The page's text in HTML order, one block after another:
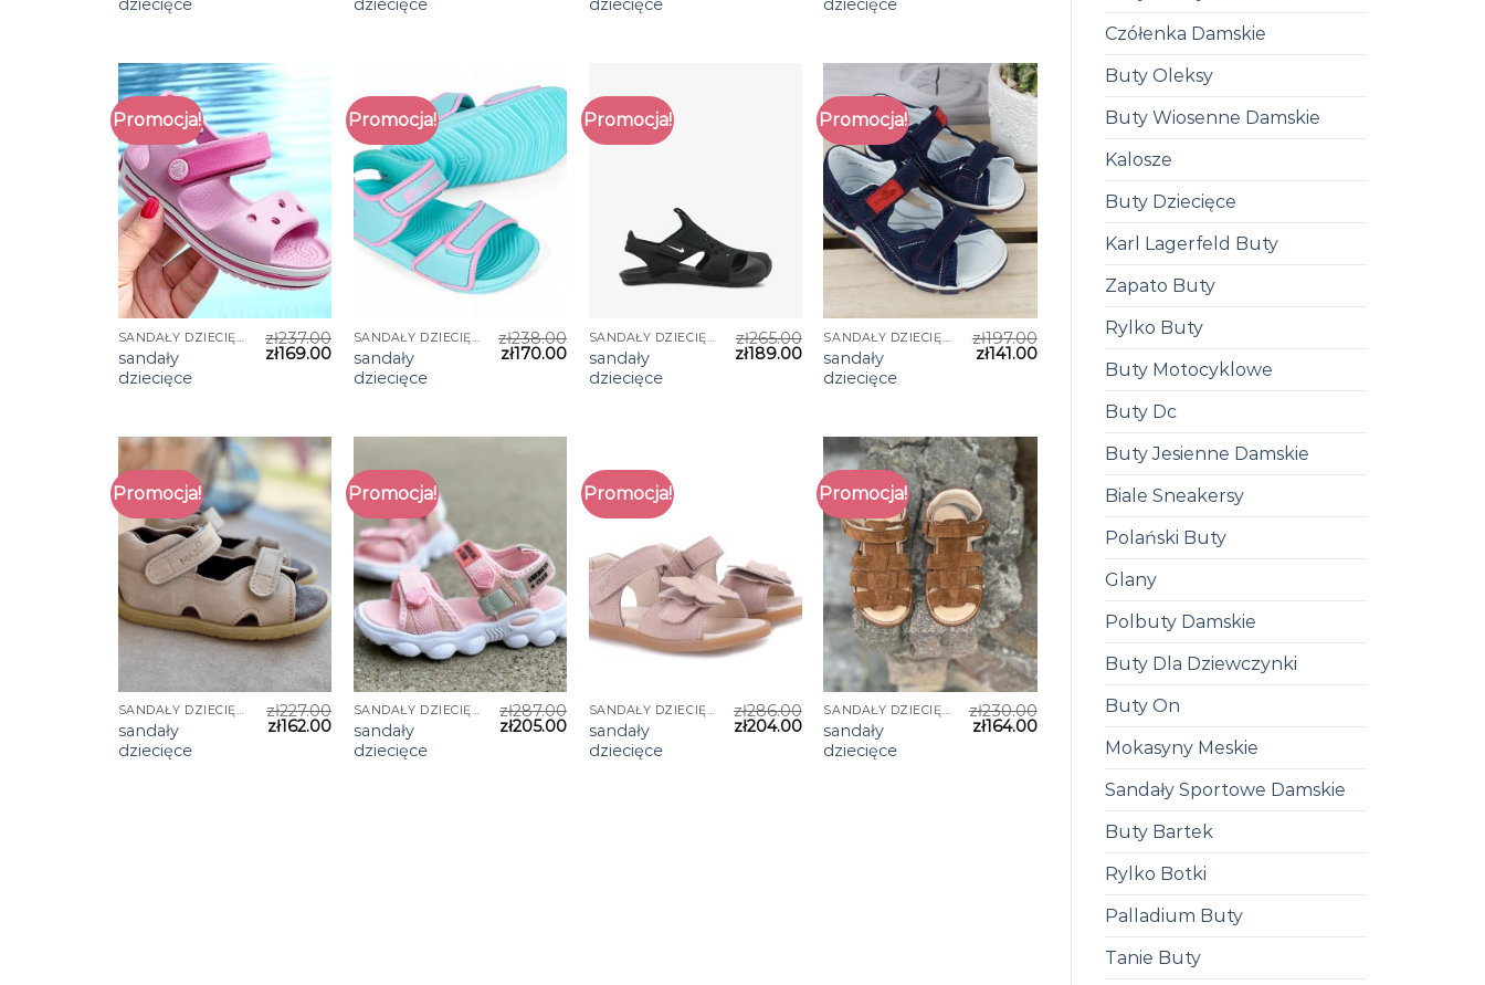
Czółenka Damskie
Buty Oleksy
Buty Wiosenne Damskie
Kalosze
Buty Dziecięce
Karl Lagerfeld Buty
Zapato Buty
Rylko Buty
Buty Motocyklowe
Buty Dc
Buty Jesienne Damskie
Biale Sneakersy
Polański Buty
Glany
Polbuty Damskie
Buty Dla Dziewczynki
Buty On
Mokasyny Meskie
Sandały Sportowe Damskie
Buty Bartek
Rylko Botki
Palladium Buty
Tanie Buty
dziecięce
dziecięce
dziecięce
dziecięce
Promocja!
SANDAŁY DZIECIĘCE
sandały
dziecięce
zł237.00
zł169.00
Promocja!
SANDAŁY DZIECIĘCE
sandały
dziecięce
zł238.00
zł170.00
Promocja!
SANDAŁY DZIECIĘCE
sandały
dziecięce
zł265.00
zł189.00
Promocja!
SANDAŁY DZIECIĘCE
sandały
dziecięce
zł197.00
zł141.00
Promocja!
SANDAŁY DZIECIĘCE
sandały
dziecięce
zł227.00
zł162.00
Promocja!
SANDAŁY DZIECIĘCE
sandały
dziecięce
zł287.00
zł205.00
Promocja!
SANDAŁY DZIECIĘCE
sandały
dziecięce
zł286.00
zł204.00
Promocja!
SANDAŁY DZIECIĘCE
sandały
dziecięce
zł230.00
zł164.00